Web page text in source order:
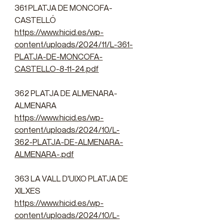
361 PLATJA DE MONCOFA-
CASTELLÓ
https://www.hicid.es/wp-
content/uploads/2024/11/L-361-
PLATJA-DE-MONCOFA-
CASTELLO-8-11-24.pdf
362 PLATJA DE ALMENARA-
ALMENARA
https://www.hicid.es/wp-
content/uploads/2024/10/L-
362-PLATJA-DE-ALMENARA-
ALMENARA-.pdf
363 LA VALL D'UIXO PLATJA DE
XILXES
https://www.hicid.es/wp-
content/uploads/2024/10/L-